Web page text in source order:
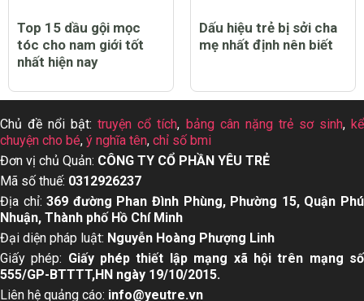
Top 15 dầu gội mọc
tóc cho nam giới tốt
nhất hiện nay
Dấu hiệu trẻ bị sởi cha
mẹ nhất định nên biết
Chủ đề nổi bật:truyện cổ tích, bảng cân nặng trẻ sơ sinh,kể
chuyện cho bé, ý nghĩa tên, chỉ số bmi
Đơn vị chủ Quản: CÔNG TY CỔ PHẦN YÊU TRẺ
Mã số thuế: 0312926237
Địa chỉ:369 đường Phan Đình Phùng, Phường 15, Quận Phú
Nhuận, Thành phố Hồ Chí Minh
Đại diện pháp luật: Nguyễn Hoàng Phượng Linh
Giấy phép: Giấy phép thiết lập mạng xã hội trên mạng số
555/GP-BTTTT,HN ngày 19/10/2015.
Liên hệ quảng cáo: info@yeutre.vn